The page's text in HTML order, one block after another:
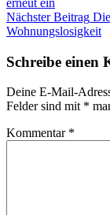
Nächster Beitrag
Wohnungslosigkeit
Schreibe einen
Deine E-Mail-
Felder sind mit *
Kommentar *